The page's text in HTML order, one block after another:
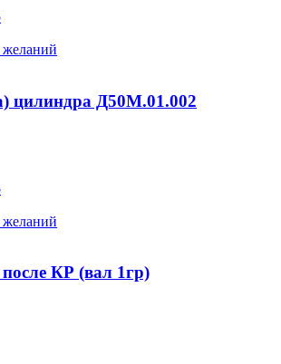
желаний
цилиндра Д50М.01.002
желаний
КР (вал 1гр)